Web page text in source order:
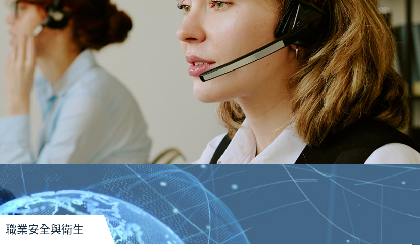
職業安全與衛生